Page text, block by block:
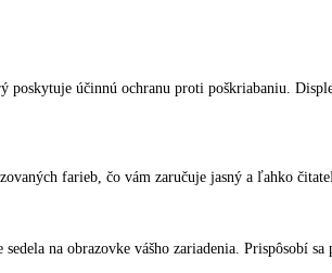
účinnú ochranu proti poškriabaniu.
farieb, čo vám zaručuje jasný a ľahko
na obrazovke vášho zariadenia. Prispôsobí